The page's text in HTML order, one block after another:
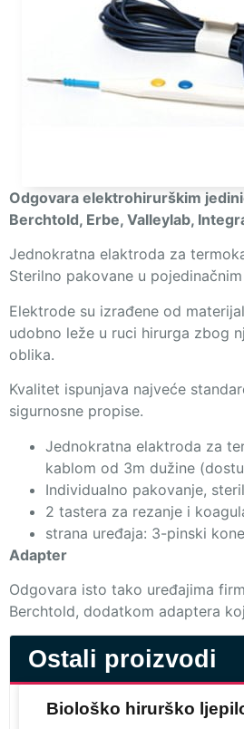
Odgovara elektrohirurškim
Berchtold, Erbe, Valleylab,
Jednokratna elaktroda za
Sterilno pakovane u
Elektrode su izrađene od
udobno leže u ruci hirurga zbog
oblika.
Kvalitet ispunjava najveće
sigurnosne propise.
Jednokratna elaktroda za
kablom od 3m dužine
Individualno pakovanje,
2 tastera za rezanje i
strana uređaja: 3-pinski
Adapter
Odgovara isto tako uređajima
Berchtold, dodatkom adaptera
Ostali proizvodi
Biološko hirurško